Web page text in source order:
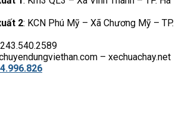
2: KCN Phú Mỹ – Xã Chương Mỹ – TP.
– xechuachay.net